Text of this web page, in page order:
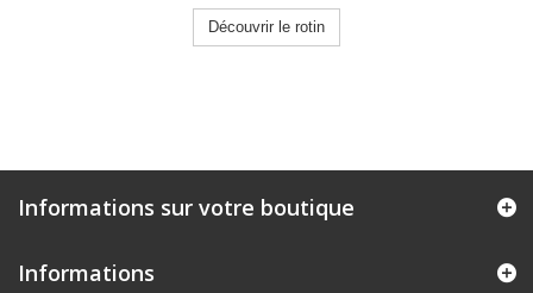
Découvrir le rotin
Informations sur votre boutique
Informations